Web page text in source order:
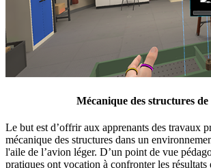
Mécanique des structures
Le but est d’offrir aux apprenants des travaux
mécanique des structures dans un
l'aile de l’avion léger. D’un point de vue
pratiques ont vocation à confronter les résultats